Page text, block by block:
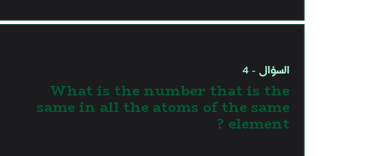
السؤال - 4
What is the number that is the
same in all the atoms of the same
element ?